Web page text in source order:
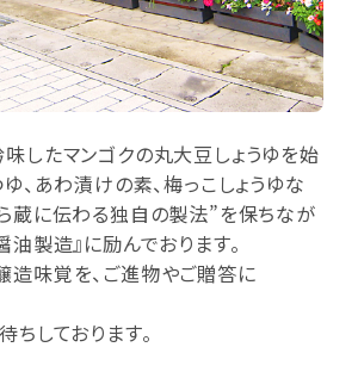
したマンゴクの丸大豆しょうゆを始
ゆ、あわ漬けの素、梅っこしょうゆな
蔵に伝わる独自の製法”を保ちなが
油製造』に励んでおります。
造味覚を、ご進物やご贈答に
ちしております。